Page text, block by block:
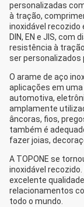
personalizadas
à tração,
inoxidável recozido
DIN, EN e JIS, com
resistência à
ser personalizados
O arame de aço
aplicações em
automotiva,
amplamente
âncoras, fios,
também é
fazer joias,
A TOPONE se
inoxidável
excelente
relacionamentos
todo o mundo.